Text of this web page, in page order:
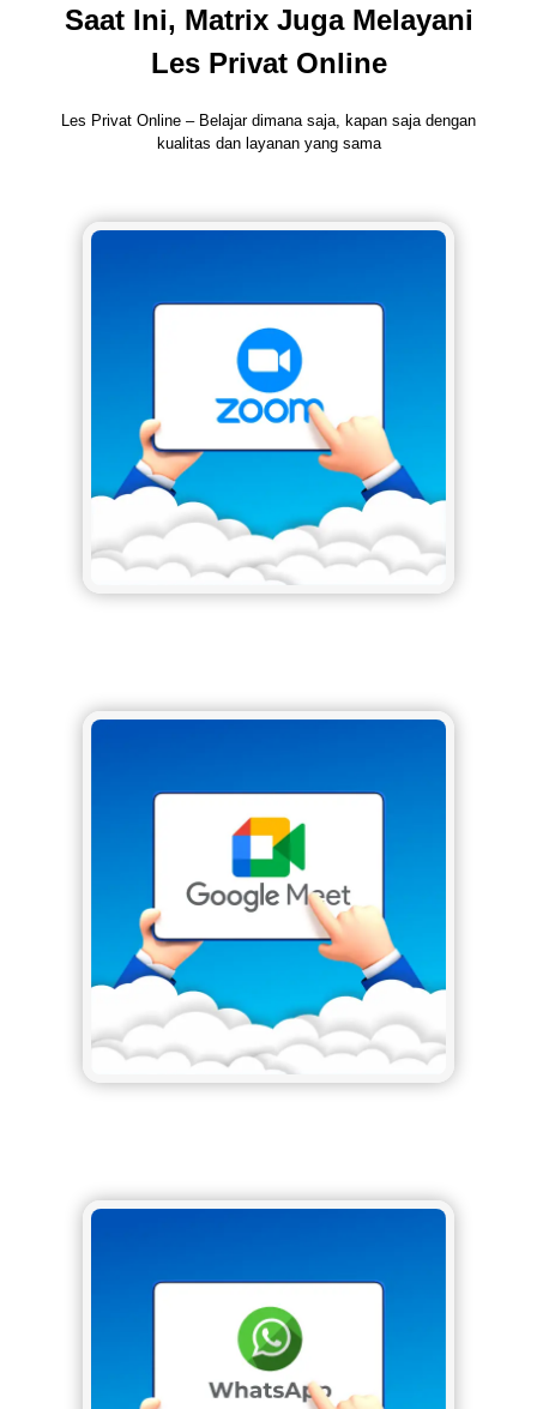
Saat Ini, Matrix Juga Melayani
Les Privat Online
Les Privat Online – Belajar dimana saja, kapan saja dengan
kualitas dan layanan yang sama